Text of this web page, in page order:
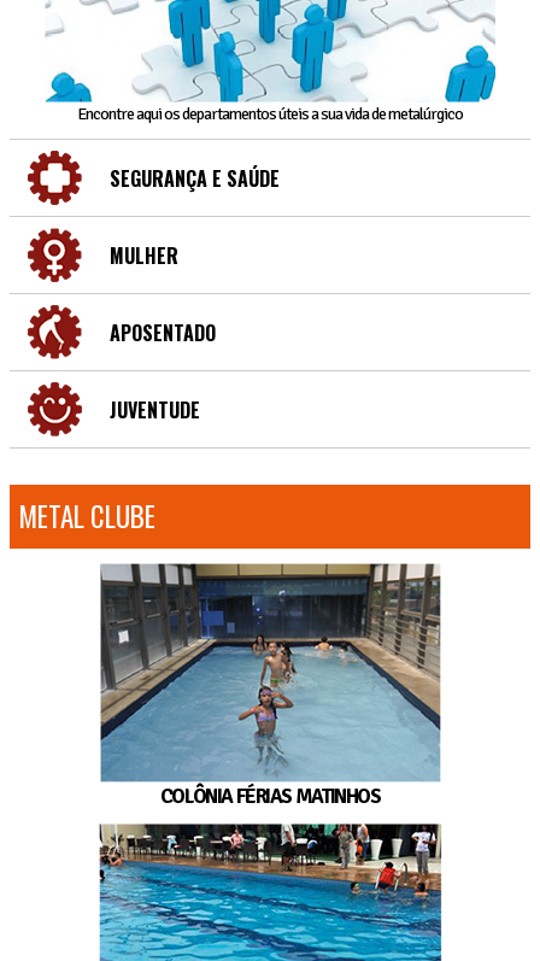
Encontre aqui os departamentos úteis a sua vida de metalúrgico
SEGURANÇA E SAÚDE
MULHER
APOSENTADO
JUVENTUDE
METAL CLUBE
COLÔNIA FÉRIAS MATINHOS